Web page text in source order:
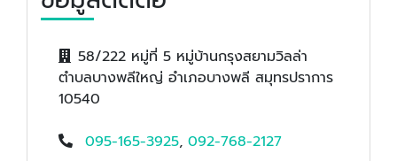
58/222 หมู่ที่ 5 หมู่บ้านกรุงสยามวิลล่า
ตำบลบางพลีใหญ่ อำเภอบางพลี สมุทรปราการ
10540
095-165-3925, 092-768-2127